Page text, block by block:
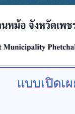
แบบเปิดเ